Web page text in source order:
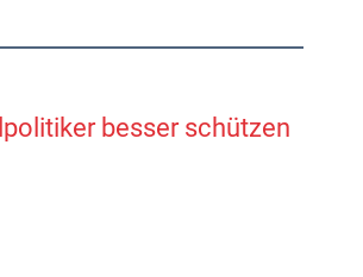
besser schützen